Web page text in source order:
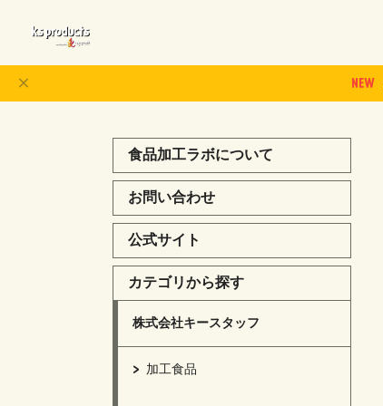
食品加工ラボについて
お問い合わせ
公式サイト
カテゴリから探す
株式会社キースタッフ
加工食品